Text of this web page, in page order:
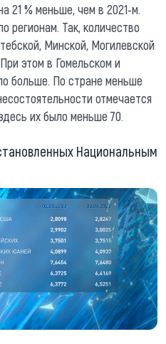
21 % меньше, чем в 2021-м.
регионам. Так, количество
Минской, Могилевской
этом в Гомельском и
больше. По стране меньше
отмечается
их было меньше 70.
Национальным